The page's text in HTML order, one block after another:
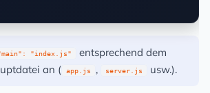
"index.js"
entsprechend dem
an ( app.js , server.js usw.).